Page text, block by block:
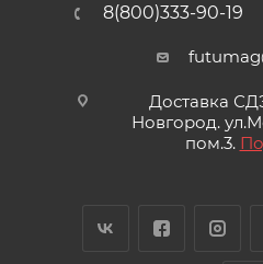
8(800)333-90-19
Доставка
Новгород.
пом.3.